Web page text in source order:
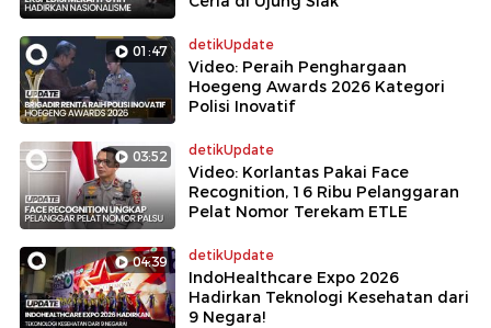
01:47 detikUpdate
Video: Peraih Penghargaan
Hoegeng Awards 2026 Kategori
Polisi Inovatif
03:52 detikUpdate
Video: Korlantas Pakai Face
Recognition, 16 Ribu Pelanggaran
Pelat Nomor Terekam ETLE
04:39 detikUpdate
IndoHealthcare Expo 2026
Hadirkan Teknologi Kesehatan dari
9 Negara!